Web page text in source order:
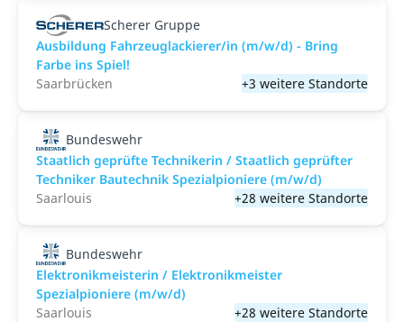
Scherer Gruppe
Ausbildung Fahrzeuglackierer/in (m/w/d) - Bring
Farbe ins Spiel!
Saarbrücken
+3 weitere Standorte
Bundeswehr
Staatlich geprüfte Technikerin / Staatlich geprüfter
Techniker Bautechnik Spezialpioniere (m/w/d)
Saarlouis
+28 weitere Standorte
Bundeswehr
Elektronikmeisterin / Elektronikmeister
Spezialpioniere (m/w/d)
Saarlouis
+28 weitere Standorte